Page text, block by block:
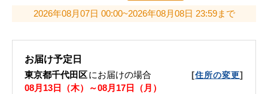
2026年08月07日 00:00~2026年08月08日 23:59まで
お届け予定日
東京都千代田区にお届けの場合 [住所の変更]
08月13日（木）～08月17日（月）